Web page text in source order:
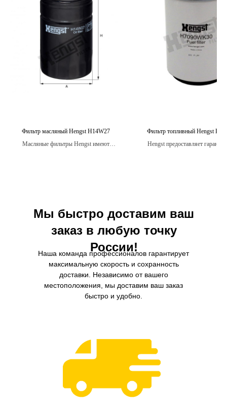
Фильтр масляный Hengst H14W27
Масляные фильтры Hengst имеют
Фильтр топливный Hengst
Hengst предоставляет
Мы быстро доставим ваш
заказ в любую точку
России!
Наша команда профессионалов гарантирует
максимальную скорость и сохранность
доставки. Независимо от вашего
местоположения, мы доставим ваш заказ
быстро и удобно.